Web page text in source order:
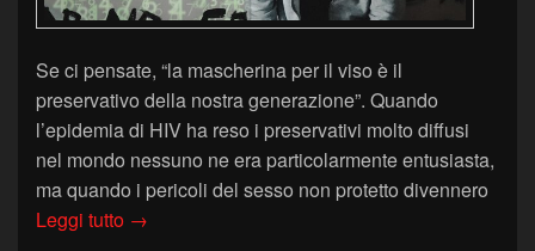
Se ci pensate, “la mascherina per il viso è il
preservativo della nostra generazione”. Quando
l’epidemia di HIV ha reso i preservativi molto diffusi
nel mondo nessuno ne era particolarmente entusiasta,
ma quando i pericoli del sesso non protetto divennero
Leggi tutto Mascherine, visiere e Comunicazione Non
→